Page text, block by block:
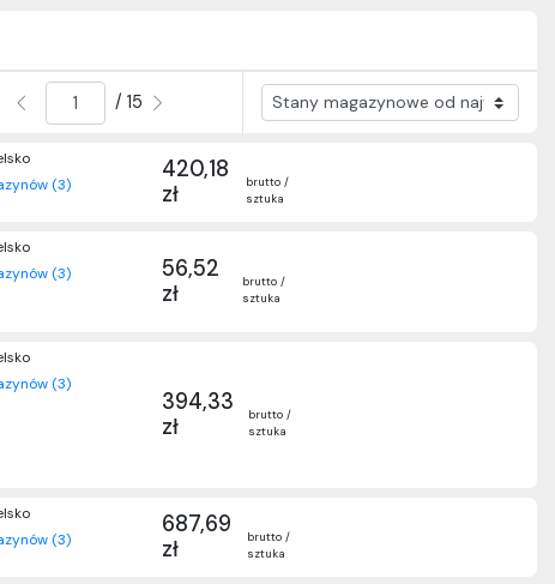
/ 15
(3)
420,18
zł
brutto /
sztuka
(3)
56,52
zł
brutto /
sztuka
(3)
394,33
zł
brutto /
sztuka
(3)
687,69
zł
brutto /
sztuka